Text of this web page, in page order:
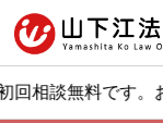
回相談無料です。